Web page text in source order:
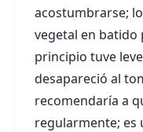
acostumbrarse;
vegetal en batido
principio tuve
desapareció al
recomendaría a
regularmente; es